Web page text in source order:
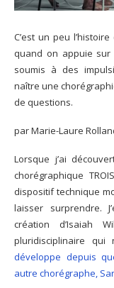
C’est un peu
quand on appuie
soumis à des
naître une
de questions.
par Marie-Laure
Lorsque j’ai
chorégraphique
dispositif technique
laisser surprendre.
création d’Isaiah
pluridisciplinaire
développe depuis
autre chorégraphe,